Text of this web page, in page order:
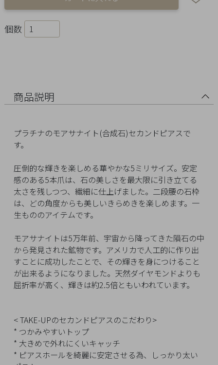
個数
商品説明
プラチナのモアサナイト(合成石)セカンドピアスで
す。
圧倒的な輝きを楽しめる華やかな5ミリサイズ。安定
感のある5本爪は、石の美しさを最大限に引き立てる
太さを残しつつ、繊細に仕上げました。二段腰の石枠
は、どの角度からも美しいきらめきを楽しめます。一
生もののアイテムです。
モアサナイトは5万年前、宇宙から降ってきた隕石の中
から発見された鉱物です。アメリカで人工的に作り出
すことに成功したことで、その輝きを身につけること
が出来るようになりました。天然ダイヤモンドよりも
屈折率が高く、輝きは約2.5倍ともいわれています。
< TAKE-UPのセカンドピアスのこだわり>
* つかみやすいトップ
* 大きめで外れにくいキャッチ
* ピアスホールを綺麗に安定させる為、しっかり太い
Other
マ
イ
ー
ジ
お
に
入
り
ア
イ
最
近